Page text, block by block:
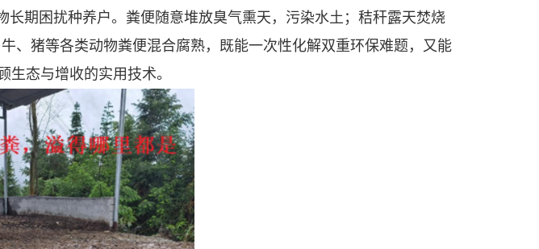
期困扰种养户。粪便随意堆放臭气熏天，污染水土；秸秆露天焚烧
、猪等各类动物粪便混合腐熟，既能一次性化解双重环保难题，又能
生态与增收的实用技术。